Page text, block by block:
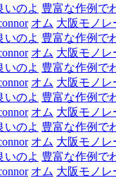
いのよ 豊富な作例で
オム 大阪モノレ
いのよ 豊富な作例で
オム 大阪モノレ
いのよ 豊富な作例で
オム 大阪モノレ
いのよ 豊富な作例で
オム 大阪モノレ
いのよ 豊富な作例で
オム 大阪モノレ
いのよ 豊富な作例で
オム 大阪モノレ